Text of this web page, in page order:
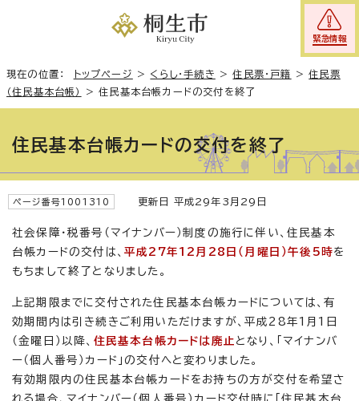
緊急情報
現在の位置： トップページ > くらし・手続き >住民票・戸籍 >住民票
（住民基本台帳）
>住民基本台帳カードの交付を終了
住民基本台帳カードの交付を終了
ページ番号1001310 更新日 平成29年3月29日
社会保障・税番号（マイナンバー）制度の施行に伴い、住民基本
台帳カードの交付は、 平成27年12月28日（月曜日）午後5時を
もちまして終了となりました。
上記期限までに交付された住民基本台帳カードについては、有
効期間内は引き続きご利用いただけますが、平成28年1月1日
（金曜日）以降、 住民基本台帳カードは廃止 となり、「マイナンバ
ー（個人番号）カード」の交付へと変わりました。
有効期限内の住民基本台帳カードをお持ちの方が交付を希望さ
れる場合、マイナンバー（個人番号）カード交付時に「住民基本台